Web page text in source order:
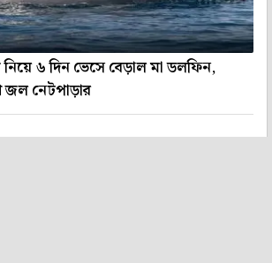
৬ দিন ভেসে বেড়াল মা ডলফিন,
জল নেটপাড়ার